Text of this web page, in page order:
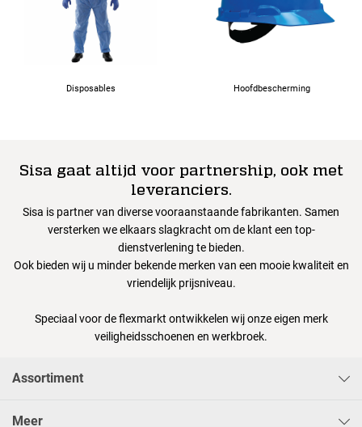
Disposables Hoofdbescherming
Sisa gaat altijd voor partnership, ook met
leveranciers.
Sisa is partner van diverse vooraanstaande fabrikanten. Samen
versterken we elkaars slagkracht om de klant een top-
dienstverlening te bieden.
Ook bieden wij u minder bekende merken van een mooie kwaliteit en
vriendelijk prijsniveau.
Speciaal voor de flexmarkt ontwikkelen wij onze eigen merk
veiligheidsschoenen en werkbroek.
Assortiment
Meer